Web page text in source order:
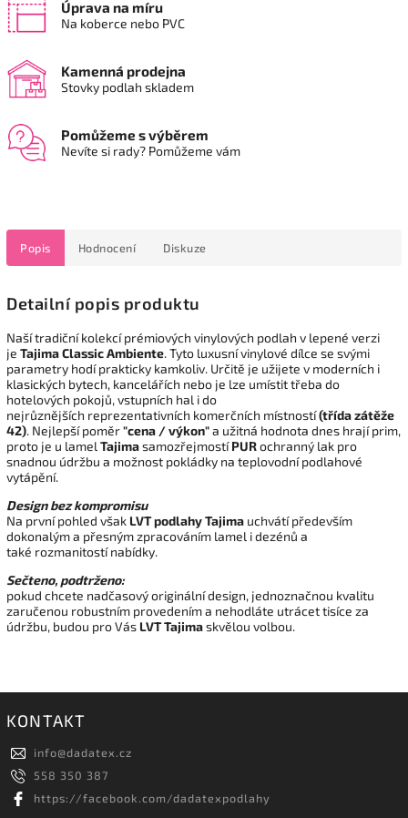
Úprava na míru
Na koberce nebo PVC
Kamenná prodejna
Stovky podlah skladem
Pomůžeme s výběrem
Nevíte si rady? Pomůžeme vám
Popis Hodnocení Diskuze
Detailní popis produktu
Naší tradiční kolekcí prémiových vinylových podlah v lepené verzi
je Tajima Classic Ambiente. Tyto luxusní vinylové dílce se svými
parametry hodí prakticky kamkoliv. Určitě je užijete v moderních i
klasických bytech, kancelářích nebo je lze umístit třeba do
hotelových pokojů, vstupních hal i do
nejrůznějších reprezentativních komerčních místností(třída zátěže
42). Nejlepší poměr"cena / výkon"a užitná hodnota dnes hrají prim,
proto je u lamel Tajimasamozřejmostí PURochranný lak pro
snadnou údržbu a možnost pokládky na teplovodní podlahové
vytápění.
Design bez kompromisu
Na první pohled však LVT podlahy Tajima uchvátí především
dokonalým a přesným zpracováním lamel i dezénů a
také rozmanitostí nabídky.
Sečteno, podtrženo:
pokud chcete nadčasový originální design, jednoznačnou kvalitu
zaručenou robustním provedením a nehodláte utrácet tisíce za
údržbu, budou pro Vás LVT Tajimaskvělou volbou.
KONTAKT
info@dadatex.cz
558 350 387
https://facebook.com/dadatexpodlahy